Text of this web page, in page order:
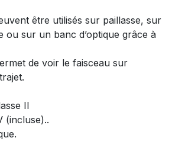
être utilisés sur paillasse, sur
ou sur un banc d’optique grâce à
de voir le faisceau sur
II
(incluse)..